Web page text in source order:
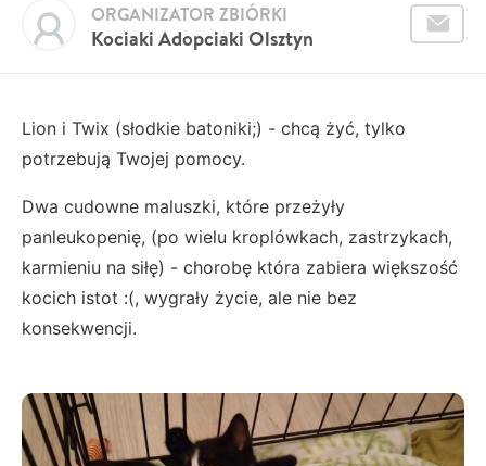
Kociaki Adopciaki Olsztyn
ORGANIZATOR ZBIÓRKI
Lion i Twix (słodkie batoniki;) - chcą żyć, tylko
potrzebują Twojej pomocy.
Dwa cudowne maluszki, które przeżyły
panleukopenię, (po wielu kroplówkach, zastrzykach,
karmieniu na siłę) - chorobę która zabiera większość
kocich istot :(, wygrały życie, ale nie bez
konsekwencji.